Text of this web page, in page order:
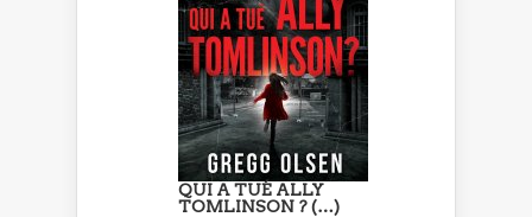
QUI A TUÉ ALLY
TOMLINSON ? (…)